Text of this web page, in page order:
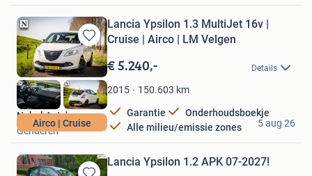
Bewaren
in
Mijn
Favorieten
Airco | Cruise
Lancia Ypsilon 1.3 MultiJet 16v |
Cruise | Airco | LM Velgen
€ 5.240,- Details
2015 150.603 km
Garantie
Onderhoudsboekje
Alle milieu/emissie zones
Nobel Auto's
Genderen
5 aug 26
Lancia Ypsilon 1.2 APK 07-2027!